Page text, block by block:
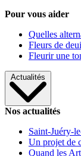
Pour vous aider
Quelles
Fleurs de
Fleurir une
Actualités
Nos actualités
Saint-Juéry-
Un projet de
Quand les